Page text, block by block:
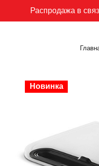
Распродажа в
Новинка